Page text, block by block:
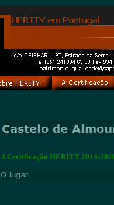
A Certificação HERITY 2014-